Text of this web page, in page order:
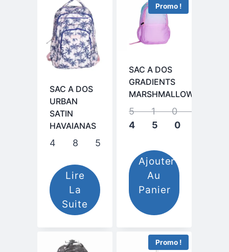
SAC A DOS
URBAN
SATIN
HAVAIANAS
Lire
La
Suite
Promo !
SAC A DOS
GRADIENTS
MARSHMALLOW
Le
prix
est
Ajouter
Au
Panier
Promo !